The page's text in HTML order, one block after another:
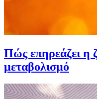
Πώς επηρεάζει η
μεταβολισμό